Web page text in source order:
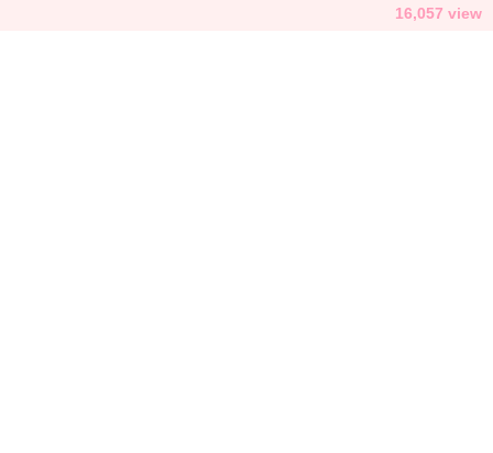
16,057 view